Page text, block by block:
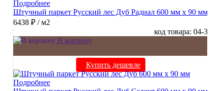
Подробнее
Штучный паркет Русский лес Дуб Радиал 600 мм х 90 мм
6438 ₽ / м2
код товара: 04-3
В корзину
Купить дешевле
Подробнее